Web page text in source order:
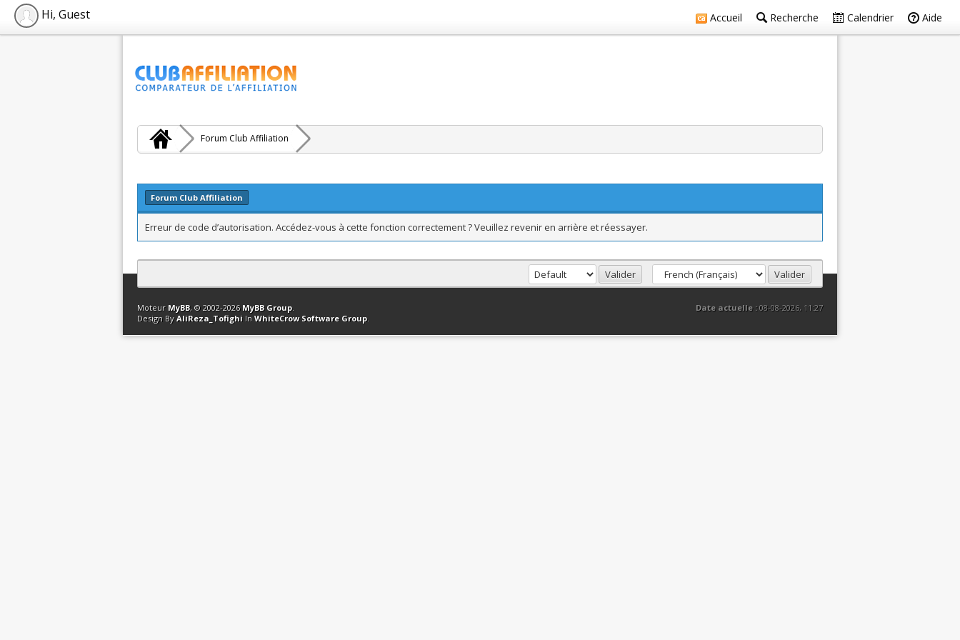
Accueil Recherche Calendrier Aide
Hi, Guest
Forum Club Affiliation
Forum Club Affiliation
Erreur de code d’autorisation. Accédez-vous à cette fonction correctement ? Veuillez revenir en arrière et réessayer.
Contact Club Affiliation Retourner en haut Version bas-débit (Archivé) Syndication RSS
Date actuelle :08-08-2026, 11:27
Moteur MyBB, © 2002-2026 MyBB Group.
Design By AliReza_Tofighi In WhiteCrow Software Group.